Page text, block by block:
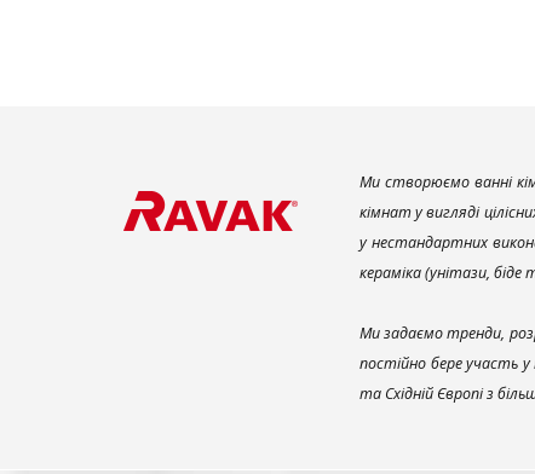
Ми створюємо ванні
кімнат у вигляді
у нестандартних
кераміка (унітази,
Ми задаємо тренди,
постійно бере участь
та Східній Європі з